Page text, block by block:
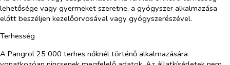
lehetősége vagy gyermeket szeretne, a gyógyszer alkalmazása
előtt beszéljen kezelőorvosával vagy gyógyszerészével.
Terhesség
A Pangrol 25 000 terhes nőknél történő alkalmazására